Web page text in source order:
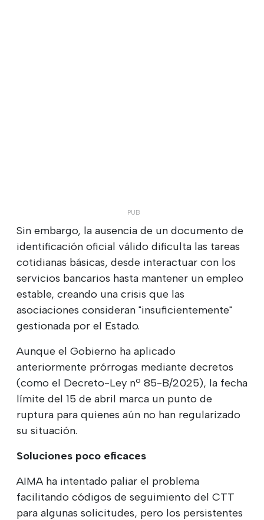
Sin embargo, la ausencia de un documento de
identificación oficial válido dificulta las tareas
cotidianas básicas, desde interactuar con los
servicios bancarios hasta mantener un empleo
estable, creando una crisis que las
asociaciones consideran "insuficientemente"
gestionada por el Estado.
Aunque el Gobierno ha aplicado
anteriormente prórrogas mediante decretos
(como el Decreto-Ley nº 85-B/2025), la fecha
límite del 15 de abril marca un punto de
ruptura para quienes aún no han regularizado
su situación.
Soluciones poco eficaces
AIMA ha intentado paliar el problema
facilitando códigos de seguimiento del CTT
para algunas solicitudes, pero los persistentes